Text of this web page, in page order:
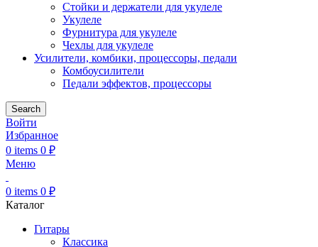
Стойки и держатели для укулеле
Укулеле
Фурнитура для укулеле
Чехлы для укулеле
Усилители, комбики, процессоры, педали
Комбоусилители
Педали эффектов, процессоры
Search
Войти
Избранное
0 items 0 ₽
Меню
0 items 0 ₽
Каталог
Гитары
Классика